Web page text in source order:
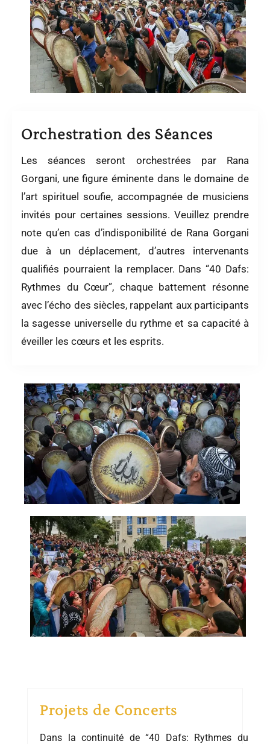
Orchestration des Séances
Les séances seront orchestrées par Rana
Gorgani, une figure éminente dans le domaine de
l’art spirituel soufie, accompagnée de musiciens
invités pour certaines sessions. Veuillez prendre
note qu’en cas d’indisponibilité de Rana Gorgani
due à un déplacement, d’autres intervenants
qualifiés pourraient la remplacer. Dans “40 Dafs:
Rythmes du Cœur”, chaque battement résonne
avec l’écho des siècles, rappelant aux participants
la sagesse universelle du rythme et sa capacité à
éveiller les cœurs et les esprits.
Projets de Concerts
Dans la continuité de “40 Dafs: Rythmes du